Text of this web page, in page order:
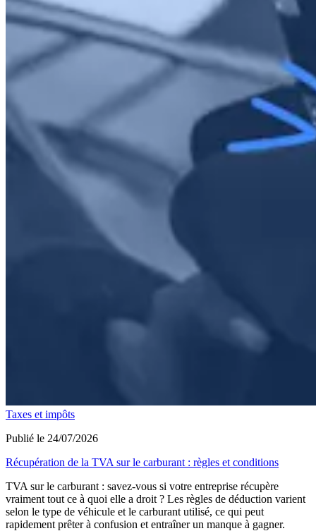
Taxes et impôts
Publié le 24/07/2026
Récupération de la TVA sur le carburant : règles et conditions
TVA sur le carburant : savez-vous si votre entreprise récupère
vraiment tout ce à quoi elle a droit ? Les règles de déduction varient
selon le type de véhicule et le carburant utilisé, ce qui peut
rapidement prêter à confusion et entraîner un manque à gagner.